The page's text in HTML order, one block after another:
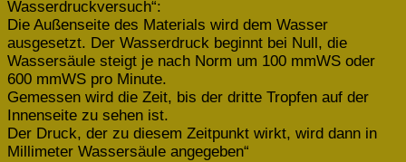
Wasserdruckversuch“:
Die Außenseite des Materials wird dem Wasser
ausgesetzt. Der Wasserdruck beginnt bei Null, die
Wassersäule steigt je nach Norm um 100 mmWS oder
600 mmWS pro Minute.
Gemessen wird die Zeit, bis der dritte Tropfen auf der
Innenseite zu sehen ist.
Der Druck, der zu diesem Zeitpunkt wirkt, wird dann in
Millimeter Wassersäule angegeben“